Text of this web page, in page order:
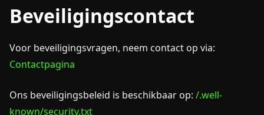
Beveiligingscontact
Voor beveiligingsvragen, neem contact op via:
Contactpagina
Ons beveiligingsbeleid is beschikbaar op: /.well-
known/security.txt